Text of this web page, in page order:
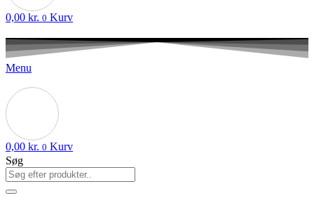
0,00 kr. 0 Kurv
Menu
0,00 kr. 0 Kurv
Søg